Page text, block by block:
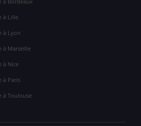
à Lille
à Lyon
à Marseille
à Nice
à Paris
à Toulouse